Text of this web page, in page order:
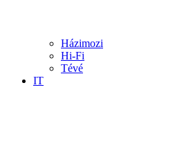
Házimozi
Hi-Fi
Tévé
IT